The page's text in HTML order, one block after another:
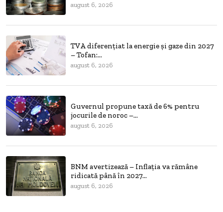
august 6, 2026
TVA diferențiat la energie și gaze din 2027
– Tofan:...
august 6, 2026
Guvernul propune taxă de 6% pentru
jocurile de noroc –...
august 6, 2026
BNM avertizează – Inflația va rămâne
ridicată până în 2027...
august 6, 2026